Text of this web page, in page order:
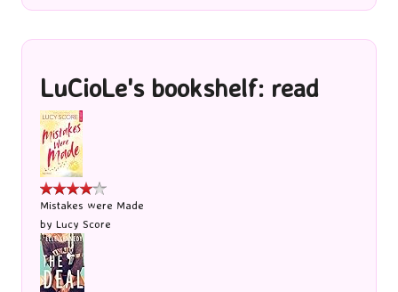
LuCioLe's bookshelf: read
Mistakes were Made
by Lucy Score